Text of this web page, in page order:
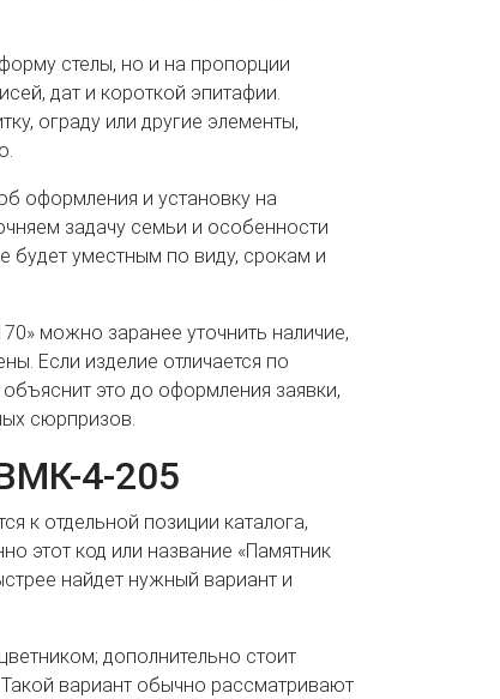
стелы, но и на пропорции
дат и короткой эпитафии.
ограду или другие элементы,
оформления и установку на
задачу семьи и особенности
будет уместным по виду, срокам и
можно заранее уточнить наличие,
Если изделие отличается по
это до оформления заявки,
сюрпризов.
4-205
к отдельной позиции каталога,
этот код или название «Памятник
найдет нужный вариант и
дополнительно стоит
вариант обычно рассматривают